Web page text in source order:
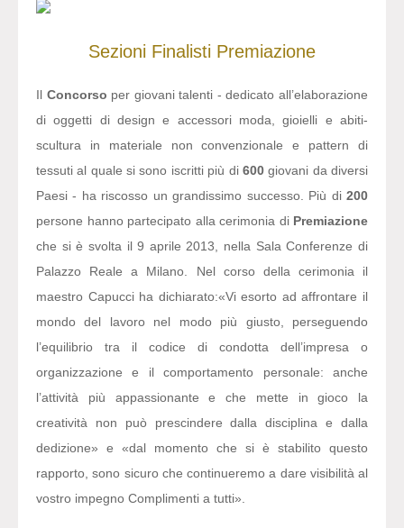
Sezioni Finalisti Premiazione
Il Concorso per giovani talenti - dedicato all’elaborazione
di oggetti di design e accessori moda, gioielli e abiti-
scultura in materiale non convenzionale e pattern di
tessuti al quale si sono iscritti più di 600giovani da diversi
Paesi - ha riscosso un grandissimo successo. Più di 200
persone hanno partecipato alla cerimonia di Premiazione
che si è svolta il 9 aprile 2013, nella Sala Conferenze di
Palazzo Reale a Milano. Nel corso della cerimonia il
maestro Capucci ha dichiarato:«Vi esorto ad affrontare il
mondo del lavoro nel modo più giusto, perseguendo
l’equilibrio tra il codice di condotta dell’impresa o
organizzazione e il comportamento personale: anche
l’attività più appassionante e che mette in gioco la
creatività non può prescindere dalla disciplina e dalla
dedizione» e «dal momento che si è stabilito questo
rapporto, sono sicuro che continueremo a dare visibilità al
vostro impegno Complimenti a tutti».